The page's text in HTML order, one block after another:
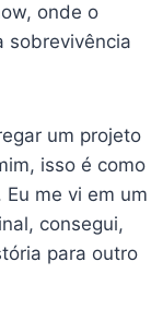
onde o
sobrevivência
um projeto
isso é como
me vi em um
consegui,
para outro